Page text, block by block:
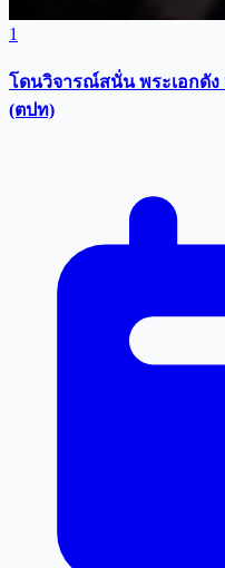
1
โดนวิจารณ์สนั่น พระเอกดั
(ตปท)